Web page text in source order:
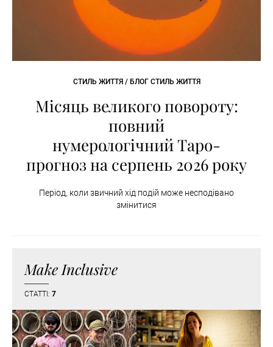
СТИЛЬ ЖИТТЯ / БЛОГ СТИЛЬ ЖИТТЯ
Місяць великого повороту:
повний
нумерологічний Таро-
прогноз на серпень 2026 року
Період, коли звичний хід подій може несподівано
змінитися
Make Inclusive
СТАТТІ: 7